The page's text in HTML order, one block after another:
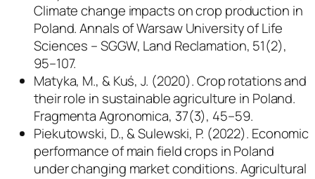
Climate change impacts on crop production in
Poland.Annals of Warsaw University of Life
Sciences – SGGW, Land Reclamation, 51(2),
95–107.
Matyka, M., & Kuś, J. (2020). Crop rotations and
their role in sustainable agriculture in Poland.
Fragmenta Agronomica, 37(3), 45–59.
Piekutowski, D., & Sulewski, P. (2022). Economic
performance of main field crops in Poland
under changing market conditions.Agricultural